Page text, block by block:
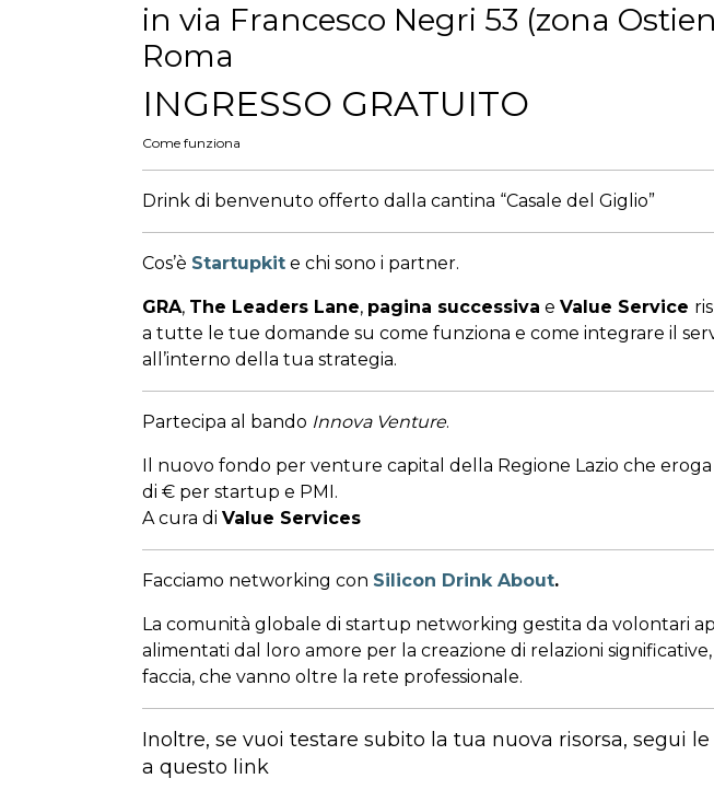
in via Francesco Negri 53 (zona
Roma
INGRESSO GRATUITO
Come funziona
Drink di benvenuto offerto dalla cantina “Casale del Giglio”
Cos’è Startupkit e chi sono i partner.
GRA, The Leaders Lane, pagina successiva e Value Service
a tutte le tue domande su come funziona e come integrare il
all’interno della tua strategia.
Partecipa al bando Innova Venture.
Il nuovo fondo per venture capital della Regione Lazio che
di € per startup e PMI.
A cura di Value Services
Facciamo networking con Silicon Drink About.
La comunità globale di startup networking gestita da volontari
alimentati dal loro amore per la creazione di relazioni significative,
faccia, che vanno oltre la rete professionale.
Inoltre, se vuoi testare subito la tua nuova risorsa, segui
a questo link